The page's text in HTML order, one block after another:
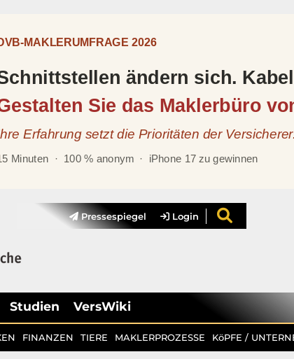
Pressespiegel Login
Studien VersWiki
FINANZEN TIERE MAKLERPROZESSE KöPFE /